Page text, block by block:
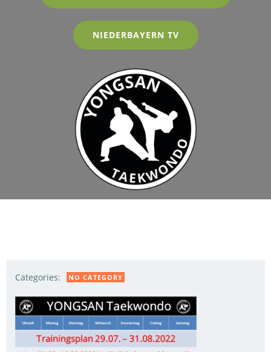
NIEDERBAYERN TV
Categories: NO CATEGORY